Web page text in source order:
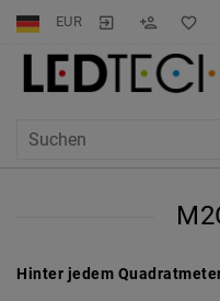
EUR
Hinter jedem